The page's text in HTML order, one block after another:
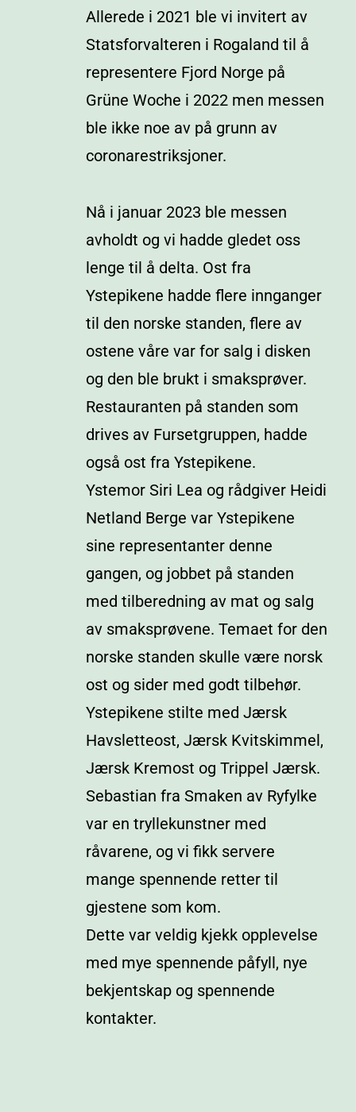
Allerede i 2021 ble vi invitert av
Statsforvalteren i Rogaland til å
representere Fjord Norge på
Grüne Woche i 2022 men messen
ble ikke noe av på grunn av
coronarestriksjoner.
Nå i januar 2023 ble messen
avholdt og vi hadde gledet oss
lenge til å delta. Ost fra
Ystepikene hadde flere innganger
til den norske standen, flere av
ostene våre var for salg i disken
og den ble brukt i smaksprøver.
Restauranten på standen som
drives av Fursetgruppen, hadde
også ost fra Ystepikene.
Ystemor Siri Lea og rådgiver Heidi
Netland Berge var Ystepikene
sine representanter denne
gangen, og jobbet på standen
med tilberedning av mat og salg
av smaksprøvene. Temaet for den
norske standen skulle være norsk
ost og sider med godt tilbehør.
Ystepikene stilte med Jærsk
Havsletteost, Jærsk Kvitskimmel,
Jærsk Kremost og Trippel Jærsk.
Sebastian fra Smaken av Ryfylke
var en tryllekunstner med
råvarene, og vi fikk servere
mange spennende retter til
gjestene som kom.
Dette var veldig kjekk opplevelse
med mye spennende påfyll, nye
bekjentskap og spennende
kontakter.